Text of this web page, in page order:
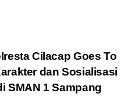
Cilacap Goes To
dan Sosialisasi
SMAN 1 Sampang